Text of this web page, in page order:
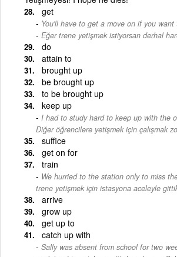
get
You'll have to get a move on if you
- Eğer trene yetişmek istiyorsan derhal
do
attain to
brought up
be brought up
to be brought up
keep up
I had to study hard to keep up with the
Diğer öğrencilere yetişmek için çalışmak
suffice
get on for
train
We hurried to the station only to miss
trene yetişmek için istasyona aceleyle
arrive
grow up
get up to
catch up with
Sally was absent from school for two